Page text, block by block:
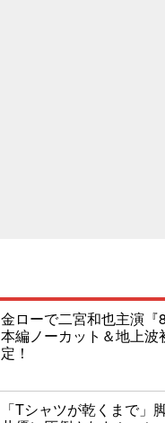
金ローで二宮和也主演『
本編ノーカット＆地上波
定！
「Tシャツが乾くまで」